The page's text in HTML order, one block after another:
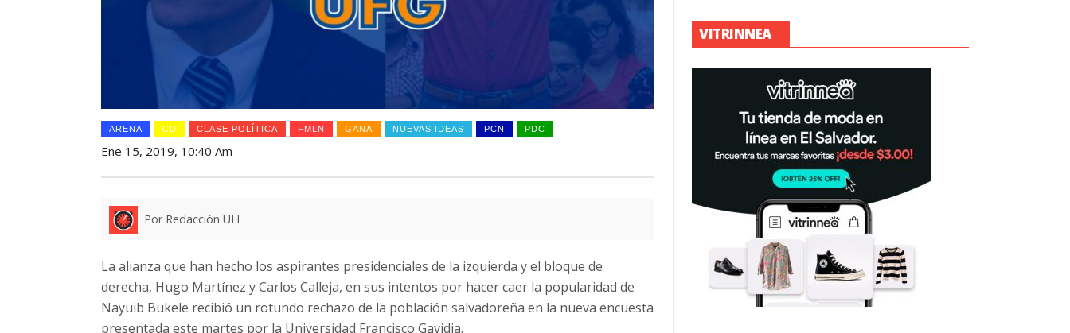
ARENA CD CLASE POLÍTICA FMLN GANA NUEVAS IDEAS PCN PDC
Ene 15, 2019, 10:40 Am
Por Redacción UH
La alianza que han hecho los aspirantes presidenciales de la izquierda y el bloque de
derecha, Hugo Martínez y Carlos Calleja, en sus intentos por hacer caer la popularidad de
Nayuib Bukele recibió un rotundo rechazo de la población salvadoreña en la nueva encuesta
presentada este martes por la Universidad Francisco Gavidia.
VITRINNEA